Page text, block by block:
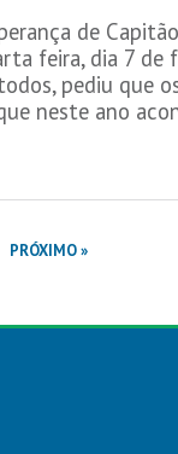
de
feira, dia 7 de
pediu que
neste ano
PRÓXIMO »